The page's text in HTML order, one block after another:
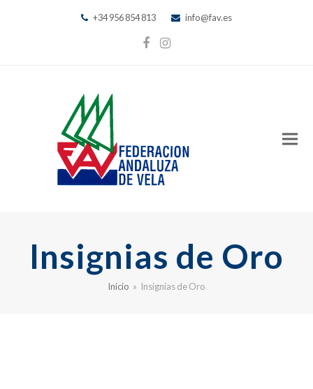
+34 956 854 813 info@fav.es
Facebook
Instagram
Insignias de Oro
Inicio » Insignias de Oro